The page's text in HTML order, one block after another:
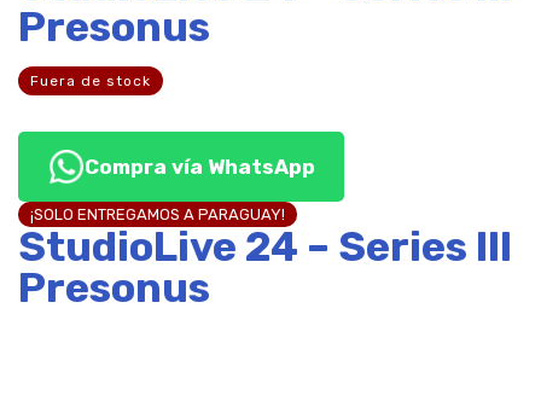
Presonus
Fuera de stock
Compra vía WhatsApp
¡SOLO ENTREGAMOS A PARAGUAY!
StudioLive 24 – Series III
Presonus